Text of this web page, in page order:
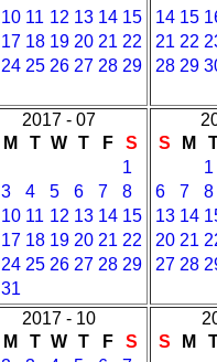
10 11 12 13 14 15
17 18 19 20 21 22
24 25 26 27 28 29
14 15
21 22
28 29
2017 - 07
M T W T F
S
1
3 4 5 6 7
8
10 11 12 13 14 15
17 18 19 20 21 22
24 25 26 27 28 29
31
S
M
1
6
7
8
13 14
20 21
27 28
2017 - 10
M T W T F
S
S
M